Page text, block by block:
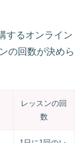
するオンライン
の回数が決めら
レッスンの回
数